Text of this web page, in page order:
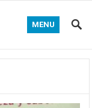
MENU